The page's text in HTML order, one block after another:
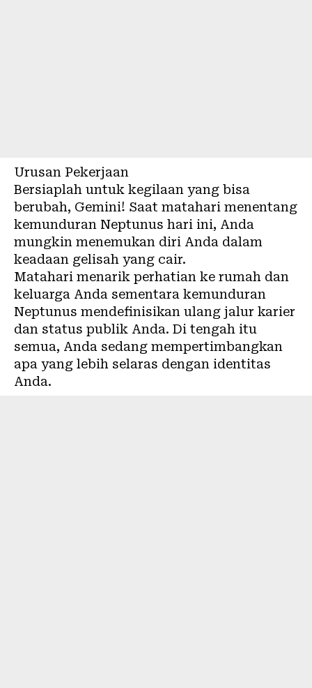
Urusan Pekerjaan
Bersiaplah untuk kegilaan yang bisa
berubah, Gemini! Saat matahari menentang
kemunduran Neptunus hari ini, Anda
mungkin menemukan diri Anda dalam
keadaan gelisah yang cair.
Matahari menarik perhatian ke rumah dan
keluarga Anda sementara kemunduran
Neptunus mendefinisikan ulang jalur karier
dan status publik Anda. Di tengah itu
semua, Anda sedang mempertimbangkan
apa yang lebih selaras dengan identitas
Anda.